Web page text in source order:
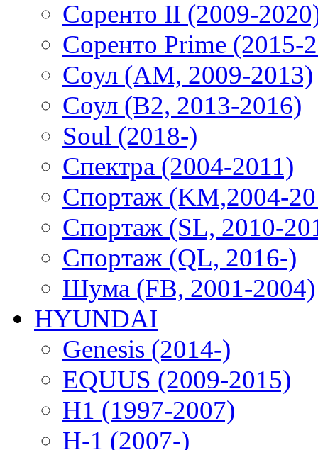
Соренто II (2009-
Соренто Prime (2015-
Соул (AM, 2009-2013)
Соул (B2, 2013-2016)
Soul (2018-)
Спектра (2004-2011)
Спортаж (KM,2004-
Спортаж (SL, 2010-
Спортаж (QL, 2016-)
Шума (FB, 2001-2004)
HYUNDAI
Genesis (2014-)
EQUUS (2009-2015)
H1 (1997-2007)
H-1 (2007-)